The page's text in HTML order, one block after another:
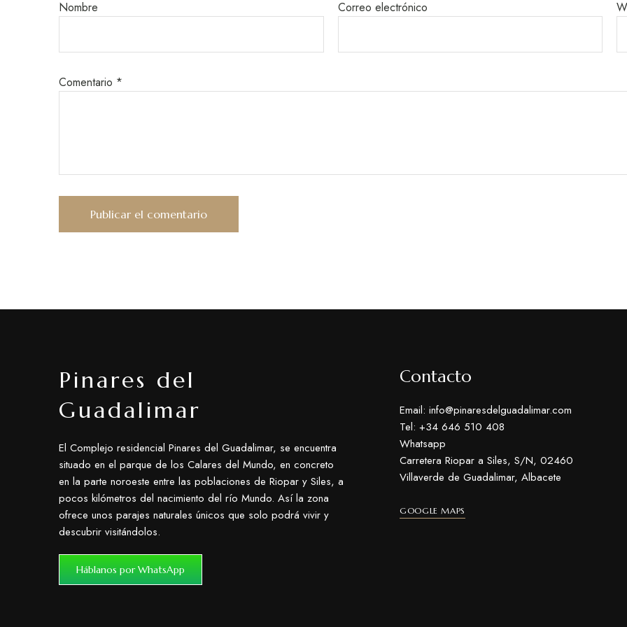
Nombre Correo electrónico
Comentario *
Pinares del
Guadalimar
El Complejo residencial Pinares del Guadalimar, se encuentra
situado en el parque de los Calares del Mundo, en concreto
en la parte noroeste entre las poblaciones de Riopar y Siles, a
pocos kilómetros del nacimiento del río Mundo. Así la zona
ofrece unos parajes naturales únicos que solo podrá vivir y
descubrir visitándolos.
Háblanos por WhatsApp
Contacto
Email: info@pinaresdelguadalimar.com
Tel: +34 646 510 408
Whatsapp
Carretera Riopar a Siles, S/N, 02460
Villaverde de Guadalimar, Albacete
GOOGLE MAPS